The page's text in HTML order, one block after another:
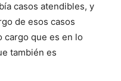
casos atendibles, y
de esos casos
cargo que es en lo
también es